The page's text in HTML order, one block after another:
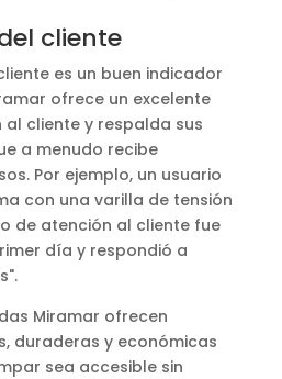
cliente
es un buen indicador
ofrece un excelente
cliente y respalda sus
a menudo recibe
Por ejemplo, un usuario
con una varilla de tensión
de atención al cliente fue
día y respondió a
Miramar ofrecen
duraderas y económicas
sea accesible sin